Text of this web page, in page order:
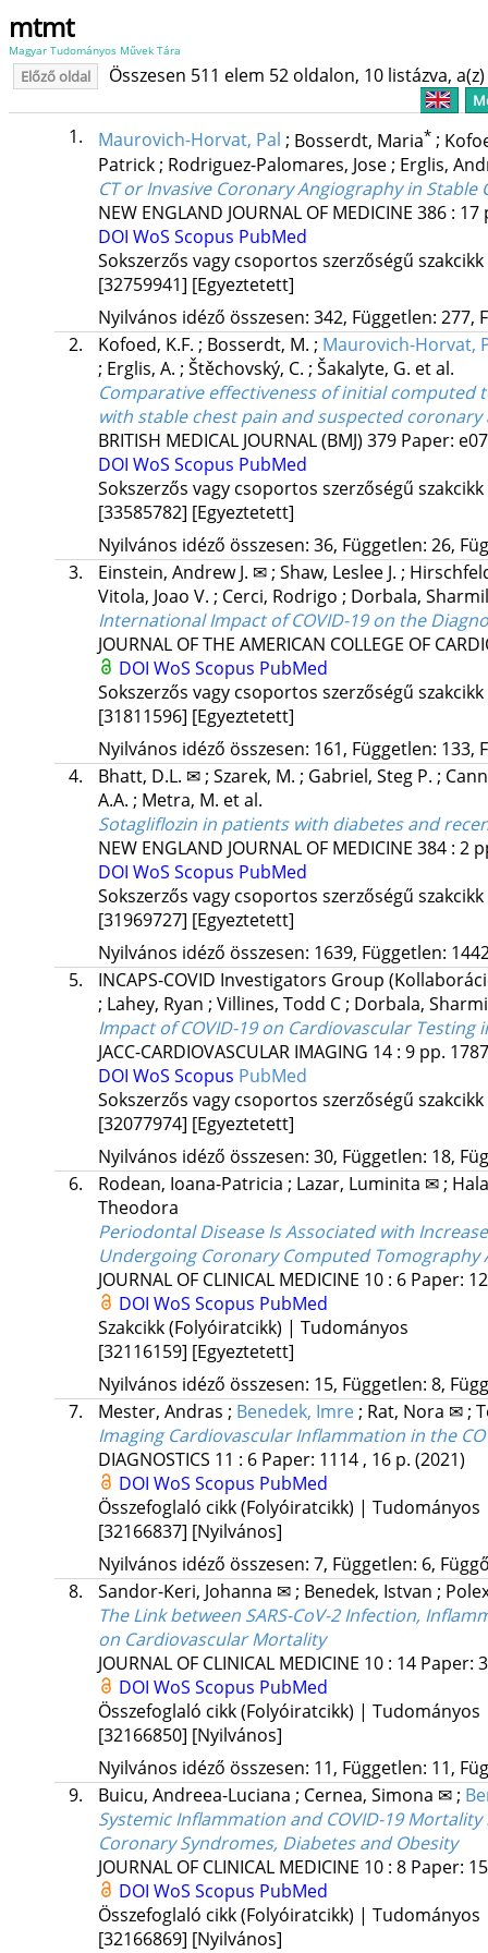
mtmt
Magyar Tudományos Művek Tára
Előző oldal Összesen 511 elem 52 oldalon, 10 listázva,
1. Maurovich-Horvat, Pal ; Bosserdt, Maria* ;
Patrick ; Rodriguez-Palomares, Jose ; Erglis,
CT or Invasive Coronary Angiography in Stable
NEW ENGLAND JOURNAL OF MEDICINE 386: 17
DOI WoS Scopus PubMed
Sokszerzős vagy csoportos szerzőségű
[32759941] [Egyeztetett]
Nyilvános idéző összesen: 342, Független: 277,
2.
Kofoed, K.F. ; Bosserdt, M. ; Maurovich-Horvat,
; Erglis, A. ; Štěchovský, C. ; Šakalyte, G. et al.
Comparative effectiveness of initial
with stable chest pain and suspected
BRITISH MEDICAL JOURNAL (BMJ) 379 Paper:
DOI WoS Scopus PubMed
Sokszerzős vagy csoportos szerzőségű
[33585782] [Egyeztetett]
Nyilvános idéző összesen: 36, Független: 26,
3.
Einstein, Andrew J. ✉ ; Shaw, Leslee J. ;
Vitola, Joao V. ; Cerci, Rodrigo ; Dorbala,
International Impact of COVID-19 on the
JOURNAL OF THE AMERICAN COLLEGE OF
DOI WoS Scopus PubMed
Sokszerzős vagy csoportos szerzőségű
[31811596] [Egyeztetett]
Nyilvános idéző összesen: 161, Független: 133,
4.
Bhatt, D.L. ✉ ; Szarek, M. ; Gabriel, Steg P. ;
A.A. ; Metra, M. et al.
Sotagliflozin in patients with diabetes and
NEW ENGLAND JOURNAL OF MEDICINE 384: 2
DOI WoS Scopus PubMed
Sokszerzős vagy csoportos szerzőségű
[31969727] [Egyeztetett]
Nyilvános idéző összesen: 1639, Független:
5.
INCAPS-COVID Investigators Group
; Lahey, Ryan ; Villines, Todd C ; Dorbala,
Impact of COVID-19 on Cardiovascular
JACC-CARDIOVASCULAR IMAGING 14: 9 pp.
DOI WoS Scopus PubMed
Sokszerzős vagy csoportos szerzőségű
[32077974] [Egyeztetett]
Nyilvános idéző összesen: 30, Független: 18,
6.
Rodean, Ioana-Patricia ; Lazar, Luminita ✉ ;
Theodora
Periodontal Disease Is Associated with
Undergoing Coronary Computed
JOURNAL OF CLINICAL MEDICINE 10: 6 Paper:
DOI WoS Scopus PubMed
Szakcikk (Folyóiratcikk) | Tudományos
[32116159] [Egyeztetett]
Nyilvános idéző összesen: 15, Független: 8,
7.
Mester, Andras ; Benedek, Imre ; Rat, Nora ✉ ;
Imaging Cardiovascular Inflammation in the
DIAGNOSTICS 11 : 6 Paper: 1114 , 16 p. (2021)
DOI WoS Scopus PubMed
Összefoglaló cikk (Folyóiratcikk) | Tudományos
[32166837] [Nyilvános]
Nyilvános idéző összesen: 7, Független: 6,
8.
Sandor-Keri, Johanna ✉ ; Benedek, Istvan ;
The Link between SARS-CoV-2 Infection,
on Cardiovascular Mortality
JOURNAL OF CLINICAL MEDICINE 10: 14 Paper:
DOI WoS Scopus PubMed
Összefoglaló cikk (Folyóiratcikk) | Tudományos
[32166850] [Nyilvános]
Nyilvános idéző összesen: 11, Független: 11,
9.
Buicu, Andreea-Luciana ; Cernea, Simona ✉ ;
Systemic Inflammation and COVID-19
Coronary Syndromes, Diabetes and Obesity
JOURNAL OF CLINICAL MEDICINE 10: 8 Paper:
DOI WoS Scopus PubMed
Összefoglaló cikk (Folyóiratcikk) | Tudományos
[32166869] [Nyilvános]